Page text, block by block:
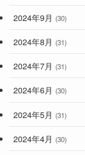
2024年9月 (30)
2024年8月 (31)
2024年7月 (31)
2024年6月 (30)
2024年5月 (31)
2024年4月 (30)